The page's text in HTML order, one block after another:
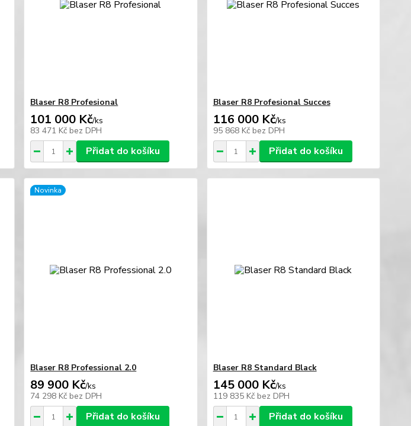
Blaser R8 Profesional
101 000 Kč/ks
83 471 Kč bez DPH
Přidat do košíku
Blaser R8 Profesional Succes
116 000 Kč/ks
95 868 Kč bez DPH
Přidat do košíku
Novinka
Blaser R8 Professional 2.0
89 900 Kč/ks
74 298 Kč bez DPH
Přidat do košíku
Blaser R8 Standard Black
145 000 Kč/ks
119 835 Kč bez DPH
Přidat do košíku